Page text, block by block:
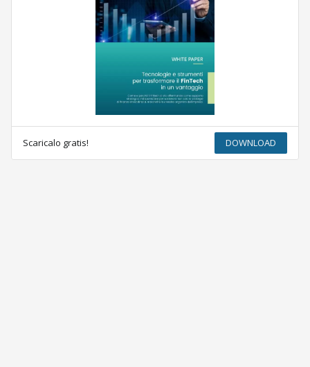
Scaricalo gratis! DOWNLOAD